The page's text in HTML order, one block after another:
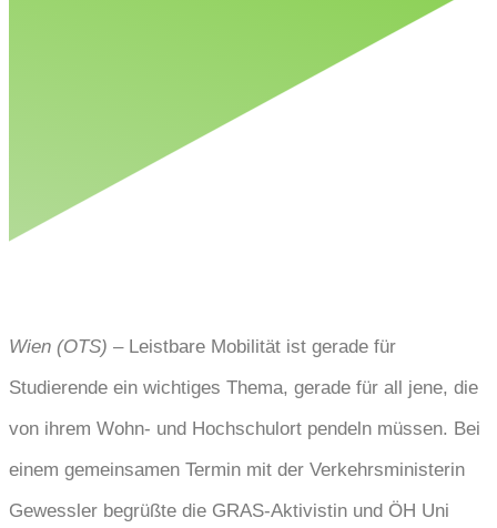
Wien (OTS) – Leistbare Mobilität ist gerade für
Studierende ein wichtiges Thema, gerade für all jene, die
von ihrem Wohn- und Hochschulort pendeln müssen. Bei
einem gemeinsamen Termin mit der Verkehrsministerin
Gewessler begrüßte die GRAS-Aktivistin und ÖH Uni